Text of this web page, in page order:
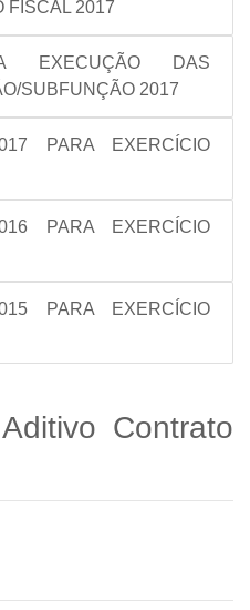
FISCAL 2017
EXECUÇÃO DAS
SUBFUNÇÃO 2017
PARA EXERCÍCIO
PARA EXERCÍCIO
PARA EXERCÍCIO
Contrato